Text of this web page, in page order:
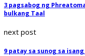
3 pagsabog ng
bulkang Taal
next post
9 patay sa sunog sa